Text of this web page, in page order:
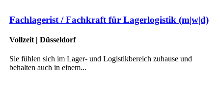
Fachlagerist / Fachkraft für Lagerlogistik (m|w|d)
Vollzeit | Düsseldorf
Sie fühlen sich im Lager- und Logistikbereich zuhause und
behalten auch in einem...